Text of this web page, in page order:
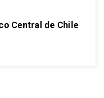
Central de Chile